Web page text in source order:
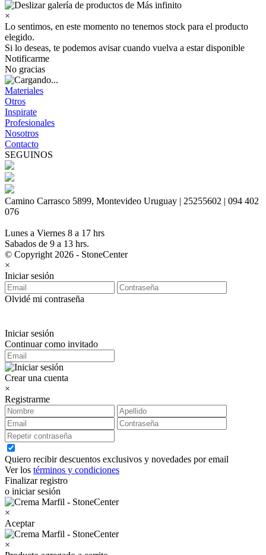
×
Lo sentimos, en este momento no tenemos stock para el producto
elegido.
Si lo deseas, te podemos avisar cuando vuelva a estar disponible
Notificarme
No gracias
Materiales
Otros
Inspirate
Profesionales
Nosotros
Contacto
SEGUINOS
Camino Carrasco 5899, Montevideo Uruguay | 25255602 | 094 402
076
Lunes a Viernes 8 a 17 hrs
Sabados de 9 a 13 hrs.
© Copyright 2026 - StoneCenter
×
Iniciar sesión
Olvidé mi contraseña
Iniciar sesión
Continuar como invitado
Crear una cuenta
×
Registrarme
Quiero recibir descuentos exclusivos y novedades por email
Ver los términos y condiciones
Finalizar registro
o iniciar sesión
×
Aceptar
×